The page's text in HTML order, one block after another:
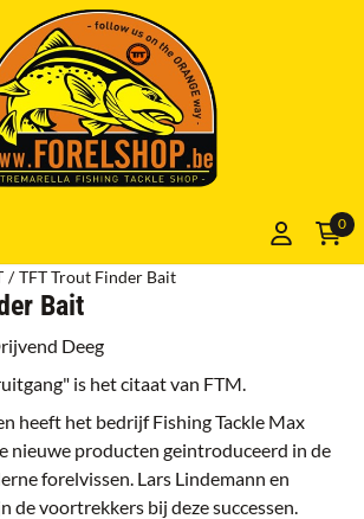
momenteel gesloten.
0
/ TFT Trout Finder Bait
Bait
Deeg
is het citaat van FTM.
heeft het bedrijf Fishing Tackle Max
nieuwe producten geintroduceerd in de
forelvissen. Lars Lindemann en
de voortrekkers bij deze successen.